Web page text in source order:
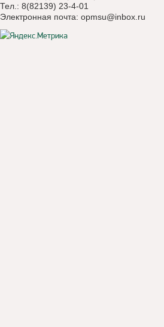
Тел.: 8(82139) 23-4-01
Электронная почта: opmsu@inbox.ru